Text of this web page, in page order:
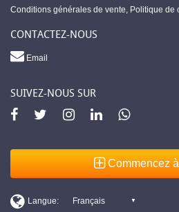
Conditions générales de vente, Politique de
CONTACTEZ-NOUS
Email
SUIVEZ-NOUS SUR
Commencez